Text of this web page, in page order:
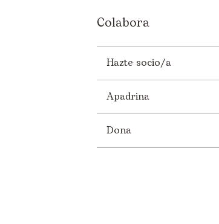
Colabora
Hazte socio/a
Apadrina
Dona